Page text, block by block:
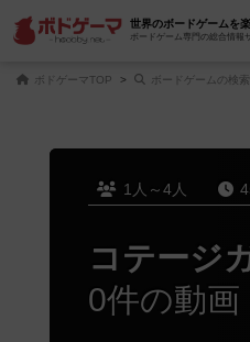
世界のボードゲームを
ボードゲーム専門の総合情報
ボドゲーマTOP ボードゲームの検索
1人～4人
コテージ
0件の動画